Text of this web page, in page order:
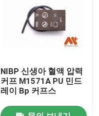
NIBP 신생아 혈액 압력
커프 M1571A PU 민드
레이 Bp 커프스